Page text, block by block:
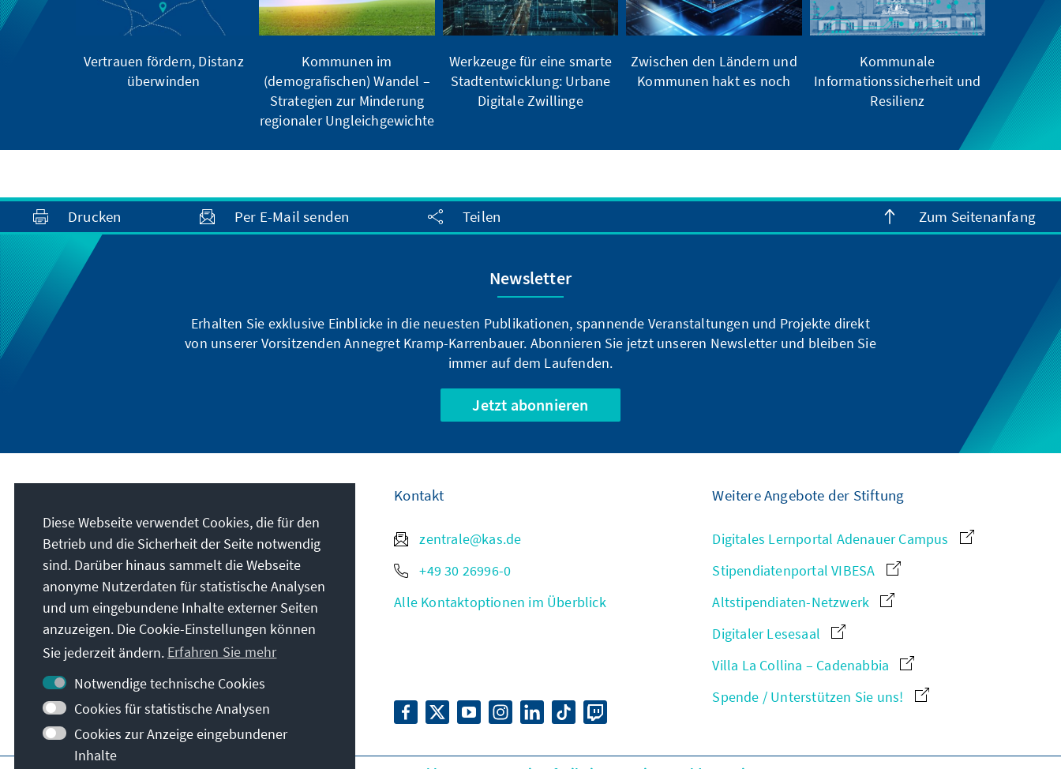
Vertrauen fördern, Distanz
überwinden
Kommunen im
(demografischen) Wandel –
Strategien zur Minderung
regionaler Ungleichgewichte
Werkzeuge für eine smarte
Stadtentwicklung: Urbane
Digitale Zwillinge
Zwischen den Ländern und
Kommunen hakt es noch
Kommunale
Informationssicherheit und
Resilienz
Drucken Per E-Mail senden Teilen Zum Seitenanfang
Newsletter
Erhalten Sie exklusive Einblicke in die neuesten Publikationen, spannende Veranstaltungen und Projekte direkt
von unserer Vorsitzenden Annegret Kramp-Karrenbauer. Abonnieren Sie jetzt unseren Newsletter und bleiben Sie
immer auf dem Laufenden.
Jetzt abonnieren
Die Konrad-Adenauer-Stiftung setzt sich
national und international durch politische
Bildung für Frieden, Freiheit und
Gerechtigkeit ein. Wir fördern und bewahren
freiheitliche Demokratie, die Soziale
Marktwirtschaft und die Entwicklung und
Festigung des Wertekonsenses.
Unser Auftrag
Kontakt
zentrale@kas.de
+49 30 26996-0
Alle Kontaktoptionen im Überblick
Weitere Angebote der Stiftung
Digitales Lernportal Adenauer Campus
Stipendiatenportal VIBESA
Altstipendiaten-Netzwerk
Digitaler Lesesaal
Villa La Collina – Cadenabbia
Spende / Unterstützen Sie uns!
Diese Webseite verwendet Cookies, die für den
Betrieb und die Sicherheit der Seite notwendig
sind. Darüber hinaus sammelt die Webseite
anonyme Nutzerdaten für statistische Analysen
und um eingebundene Inhalte externer Seiten
anzuzeigen. Die Cookie-Einstellungen können
Sie jederzeit ändern. Erfahren Sie mehr
Notwendige technische Cookies
Cookies für statistische Analysen
Cookies zur Anzeige eingebundener
Inhalte